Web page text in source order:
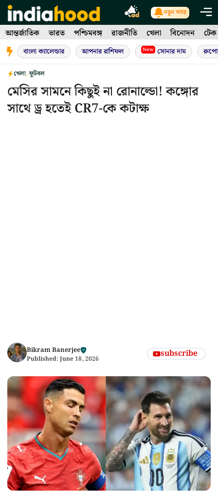
Skip
to
content
নতুন খবর
আন্তর্জাতিক ভারত পশ্চিমবঙ্গ রাজনীতি খেলা বিনোদন টেক
বাংলা ক্যালেন্ডার আপনার রাশিফল New সোনার দাম
খেলা,ফুটবল
মেসির সামনে কিছুই না রোনাল্ডো! কঙ্গোর
সাথে ড্র হতেই CR7-কে কটাক্ষ
Bikram Banerjee
Published: June 18, 2026 subscribe